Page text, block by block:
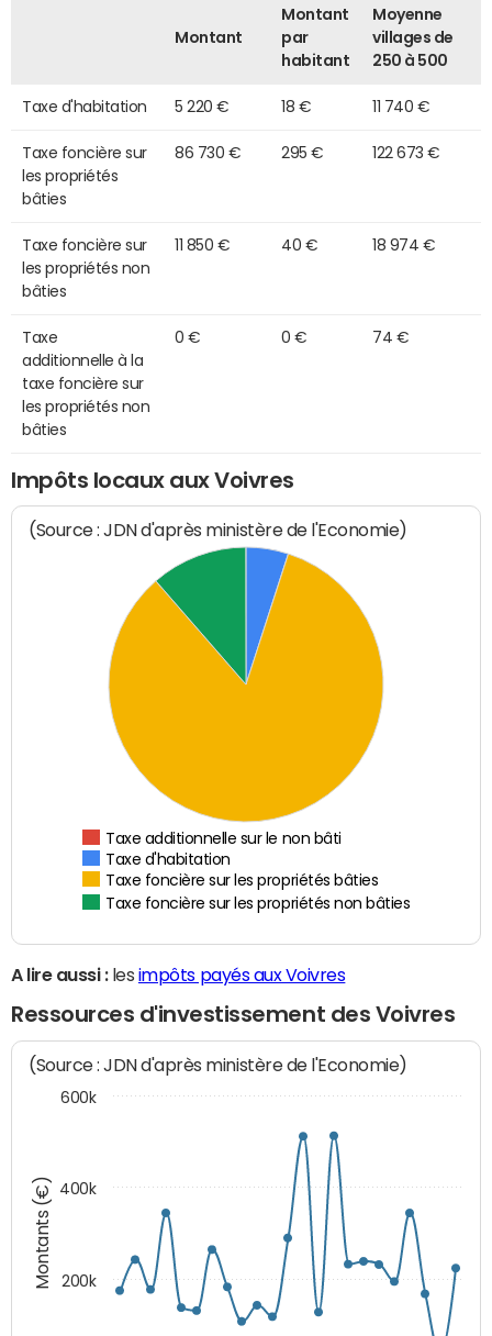
Montant
Montant
par
habitant
Moyenne
villages de
250 à 500
Taxe d'habitation 5 220 € 18 € 11 740 €
Taxe foncière sur
les propriétés
bâties
86 730 € 295 € 122 673 €
Taxe foncière sur
les propriétés non
bâties
11 850 € 40 € 18 974 €
Taxe
additionnelle à la
taxe foncière sur
les propriétés non
bâties
0 € 0 € 74 €
Impôts locaux aux Voivres
(Source : JDN d'après ministère de l'Economie)
Taxe additionnelle sur le non bâti
Taxe d'habitation
Taxe foncière sur les propriétés bâties
Taxe foncière sur les propriétés non bâties
A lire aussi :les impôts payés aux Voivres
Ressources d'investissement des Voivres
Montants (€)
(Source : JDN d'après ministère de l'Economie)
200k
400k
600k